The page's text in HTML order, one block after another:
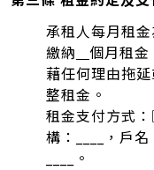
承租人每月租
繳納
個月租
藉任何理由拖
整租金。
租金支付方式
構：____，戶
____。